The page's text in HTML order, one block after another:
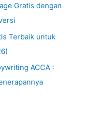
Gratis dengan
Terbaik untuk
ACCA :